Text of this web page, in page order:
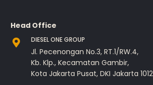
Head Office
DIESEL ONE GROUP
Jl. Pecenongan No.3, RT.1/RW.4,
Kb. Klp., Kecamatan Gambir,
Kota Jakarta Pusat, DKI Jakarta